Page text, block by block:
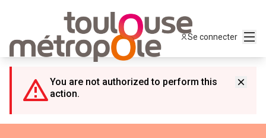
Se connecter
You are not authorized to perform this
action.